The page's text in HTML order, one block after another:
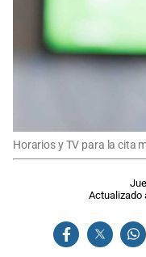
Horarios y TV para la cita
Actualizado